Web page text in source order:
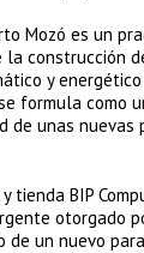
Mozó es un
construcción
y
formula
unas nuevas
BIP
otorgado
un nuevo